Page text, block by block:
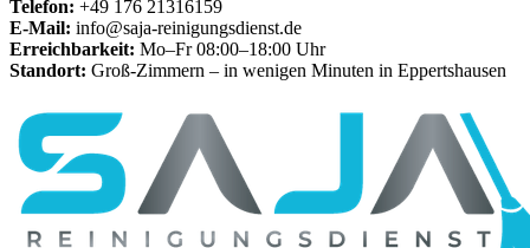
Telefon: +49 176 21316159
E-Mail: info@saja-reinigungsdienst.de
Erreichbarkeit: Mo–Fr 08:00–18:00 Uhr
Standort: Groß-Zimmern – in wenigen Minuten in Eppertshausen